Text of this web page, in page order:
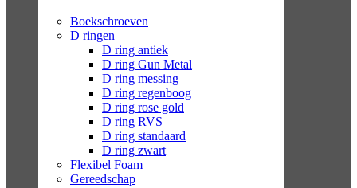
Boekschroeven
D ringen
D ring antiek
D ring Gun Metal
D ring messing
D ring regenboog
D ring rose gold
D ring RVS
D ring standaard
D ring zwart
Flexibel Foam
Gereedschap